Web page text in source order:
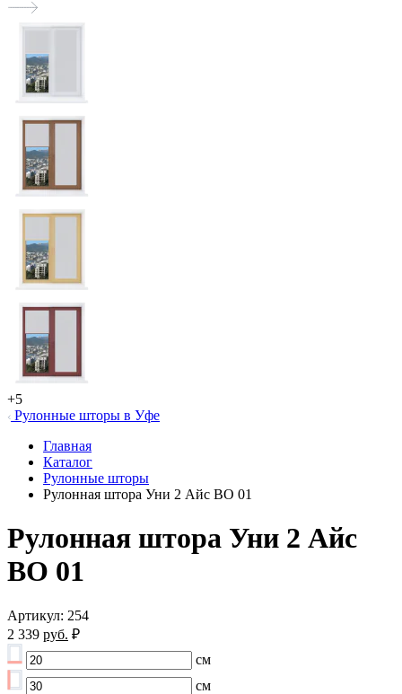
+5
Рулонные шторы в Уфе
Главная
Каталог
Рулонные шторы
Рулонная штора Уни 2 Айс ВО 01
Рулонная штора Уни 2 Айс
ВО 01
Артикул: 254
2 339 руб. ₽
см
см